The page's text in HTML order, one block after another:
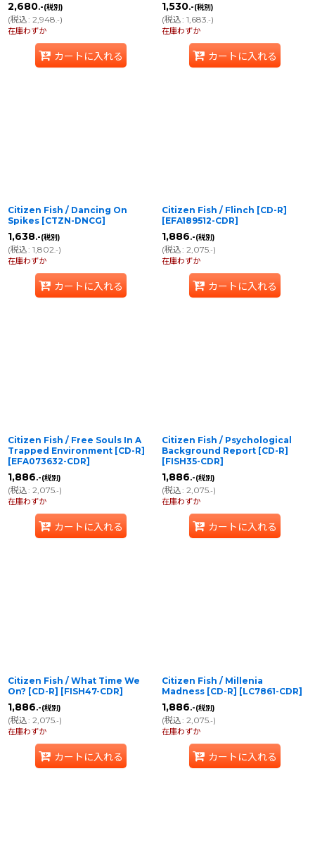
2,680.-(税別)
(税込: 2,948.-)
在庫わずか
カートに入れる
1,530.-(税別)
(税込: 1,683.-)
在庫わずか
カートに入れる
Citizen Fish / Dancing On
Spikes [CTZN-DNCG]
1,638.-(税別)
(税込: 1,802.-)
在庫わずか
カートに入れる
Citizen Fish / Flinch [CD-R]
[EFA189512-CDR]
1,886.-(税別)
(税込: 2,075.-)
在庫わずか
カートに入れる
Citizen Fish / Free Souls In A
Trapped Environment [CD-R]
[EFA073632-CDR]
1,886.-(税別)
(税込: 2,075.-)
在庫わずか
カートに入れる
Citizen Fish / Psychological
Background Report [CD-R]
[FISH35-CDR]
1,886.-(税別)
(税込: 2,075.-)
在庫わずか
カートに入れる
Citizen Fish / What Time We
On? [CD-R] [FISH47-CDR]
1,886.-(税別)
(税込: 2,075.-)
在庫わずか
カートに入れる
Citizen Fish / Millenia
Madness [CD-R] [LC7861-CDR]
1,886.-(税別)
(税込: 2,075.-)
在庫わずか
カートに入れる